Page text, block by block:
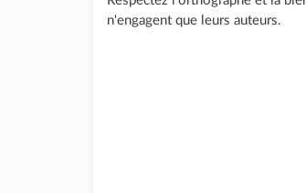
n'engagent que leurs auteurs.